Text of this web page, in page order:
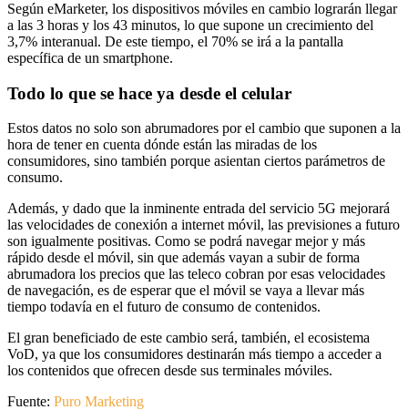
Según eMarketer, los dispositivos móviles en cambio lograrán llegar
a las 3 horas y los 43 minutos, lo que supone un crecimiento del
3,7% interanual. De este tiempo, el 70% se irá a la pantalla
específica de un smartphone.
Todo lo que se hace ya desde el celular
Estos datos no solo son abrumadores por el cambio que suponen a la
hora de tener en cuenta dónde están las miradas de los
consumidores, sino también porque asientan ciertos parámetros de
consumo.
Además, y dado que la inminente entrada del servicio 5G mejorará
las velocidades de conexión a internet móvil, las previsiones a futuro
son igualmente positivas. Como se podrá navegar mejor y más
rápido desde el móvil, sin que además vayan a subir de forma
abrumadora los precios que las teleco cobran por esas velocidades
de navegación, es de esperar que el móvil se vaya a llevar más
tiempo todavía en el futuro de consumo de contenidos.
El gran beneficiado de este cambio será, también, el ecosistema
VoD, ya que los consumidores destinarán más tiempo a acceder a
los contenidos que ofrecen desde sus terminales móviles.
Fuente: Puro Marketing